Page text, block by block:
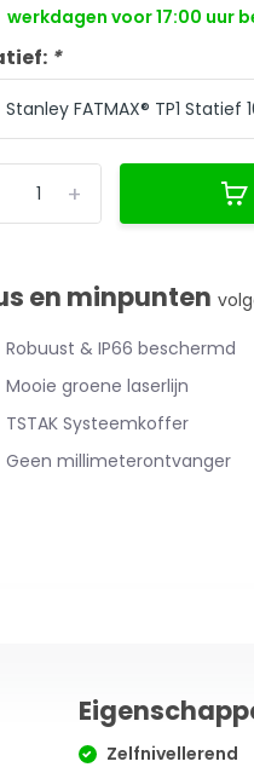
werkdagen voor 17:00 uur
*
+
en minpunten
Robuust & IP66 beschermd
Mooie groene laserlijn
TSTAK Systeemkoffer
Geen millimeterontvanger
Zelfnivellerend